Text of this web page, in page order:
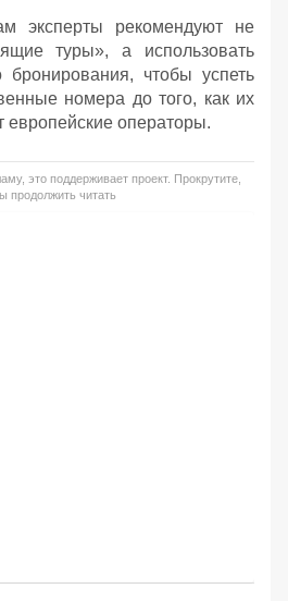
эксперты рекомендуют не
туры», а использовать
бронирования, чтобы успеть
номера до того, как их
европейские операторы.
это поддерживает проект. Прокрутите,
продолжить читать